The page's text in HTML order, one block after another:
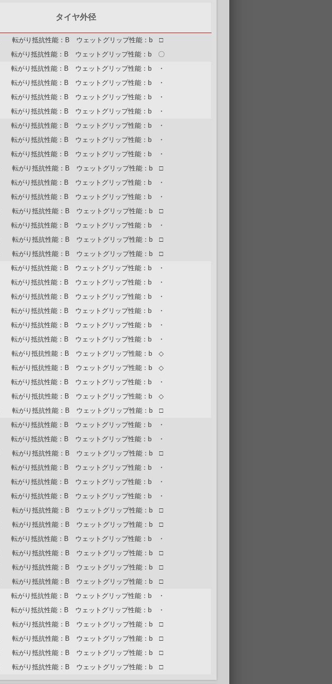
タイヤ外径
転がり抵抗性能：B ウェットグリップ性能：b □
転がり抵抗性能：B ウェットグリップ性能：b 〇
転がり抵抗性能：B ウェットグリップ性能：b ・
転がり抵抗性能：B ウェットグリップ性能：b ・
転がり抵抗性能：B ウェットグリップ性能：b ・
転がり抵抗性能：B ウェットグリップ性能：b ・
転がり抵抗性能：B ウェットグリップ性能：b ・
転がり抵抗性能：B ウェットグリップ性能：b ・
転がり抵抗性能：B ウェットグリップ性能：b ・
転がり抵抗性能：B ウェットグリップ性能：b □
転がり抵抗性能：B ウェットグリップ性能：b ・
転がり抵抗性能：B ウェットグリップ性能：b ・
転がり抵抗性能：B ウェットグリップ性能：b □
転がり抵抗性能：B ウェットグリップ性能：b ・
転がり抵抗性能：B ウェットグリップ性能：b □
転がり抵抗性能：B ウェットグリップ性能：b □
転がり抵抗性能：B ウェットグリップ性能：b ・
転がり抵抗性能：B ウェットグリップ性能：b ・
転がり抵抗性能：B ウェットグリップ性能：b ・
転がり抵抗性能：B ウェットグリップ性能：b ・
転がり抵抗性能：B ウェットグリップ性能：b ・
転がり抵抗性能：B ウェットグリップ性能：b ・
転がり抵抗性能：B ウェットグリップ性能：b ◇
転がり抵抗性能：B ウェットグリップ性能：b ◇
転がり抵抗性能：B ウェットグリップ性能：b ・
転がり抵抗性能：B ウェットグリップ性能：b ◇
転がり抵抗性能：B ウェットグリップ性能：b □
転がり抵抗性能：B ウェットグリップ性能：b ・
転がり抵抗性能：B ウェットグリップ性能：b ・
転がり抵抗性能：B ウェットグリップ性能：b □
転がり抵抗性能：B ウェットグリップ性能：b ・
転がり抵抗性能：B ウェットグリップ性能：b ・
転がり抵抗性能：B ウェットグリップ性能：b ・
転がり抵抗性能：B ウェットグリップ性能：b □
転がり抵抗性能：B ウェットグリップ性能：b □
転がり抵抗性能：B ウェットグリップ性能：b ・
転がり抵抗性能：B ウェットグリップ性能：b □
転がり抵抗性能：B ウェットグリップ性能：b □
転がり抵抗性能：B ウェットグリップ性能：b □
転がり抵抗性能：B ウェットグリップ性能：b ・
転がり抵抗性能：B ウェットグリップ性能：b ・
転がり抵抗性能：B ウェットグリップ性能：b □
転がり抵抗性能：B ウェットグリップ性能：b □
転がり抵抗性能：B ウェットグリップ性能：b □
転がり抵抗性能：B ウェットグリップ性能：b □